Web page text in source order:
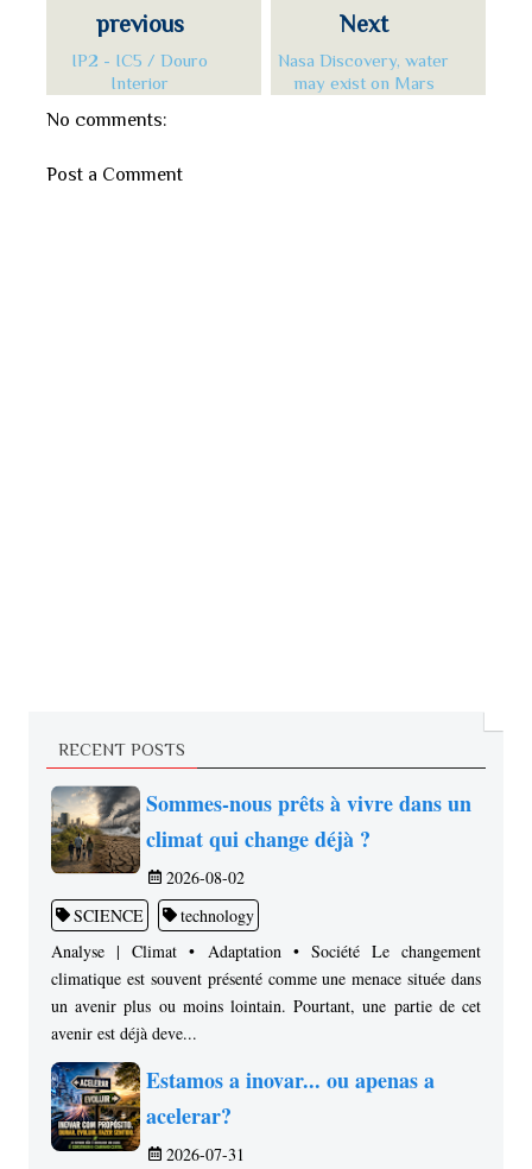
Next
Nasa Discovery, water
may exist on Mars
previous
IP2 - IC5 / Douro
Interior
No comments:
Post a Comment
RECENT POSTS
Sommes-nous prêts à vivre dans un
climat qui change déjà ?
2026-08-02
SCIENCE
technology
Analyse | Climat • Adaptation • Société Le changement
climatique est souvent présenté comme une menace située dans
un avenir plus ou moins lointain. Pourtant, une partie de cet
avenir est déjà deve...
Estamos a inovar... ou apenas a
acelerar?
2026-07-31